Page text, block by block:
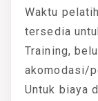
Waktu
tersedia
Training,
akomodasi/
Untuk biaya